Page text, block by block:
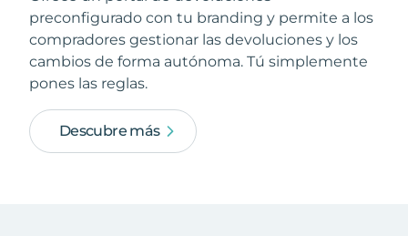
preconfigurado con tu branding y permite a los
compradores gestionar las devoluciones y los
cambios de forma autónoma. Tú simplemente
pones las reglas.
Descubre más